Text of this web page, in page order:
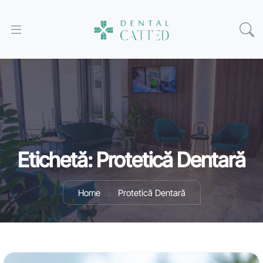
Etichetă:Protetică Dentară
Home Protetică Dentară